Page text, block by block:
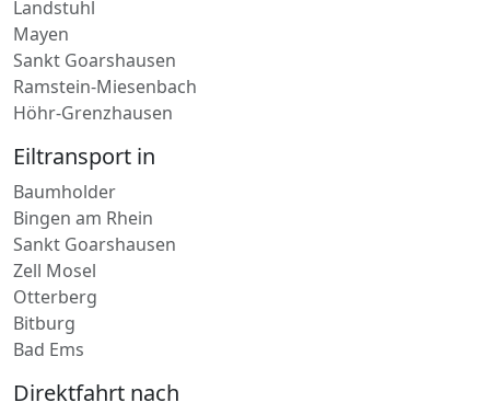
Landstuhl
Mayen
Sankt Goarshausen
Ramstein-Miesenbach
Höhr-Grenzhausen
Eiltransport in
Baumholder
Bingen am Rhein
Sankt Goarshausen
Zell Mosel
Otterberg
Bitburg
Bad Ems
Direktfahrt nach